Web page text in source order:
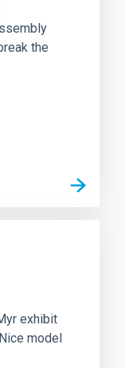
the
exhibit
model